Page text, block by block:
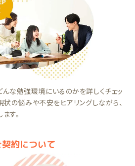
な勉強環境にいるのかを詳しくチェッ
状の悩みや不安をヒアリングしながら、
す。
契約について